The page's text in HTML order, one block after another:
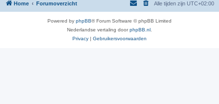
Home Forumoverzicht Alle tijden zijn UTC+02:00
Powered by phpBB® Forum Software © phpBB Limited
Nederlandse vertaling doorphpBB.nl
Privacy | Gebruikersvoorwaarden